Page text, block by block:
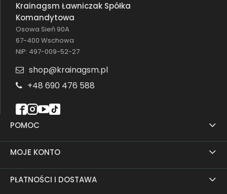
POMOC
MOJE KONTO
PŁATNOŚCI I DOSTAWA
Krainagsm Ławniczak Spółka
Komandytowa
Osowa Sień 90A
67-400 Wschowa
NIP: 497-009-52-27
shop@krainagsm.pl
+48 690 476 588